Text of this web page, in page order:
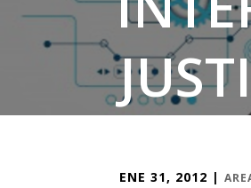
ENE 31, 2012 |